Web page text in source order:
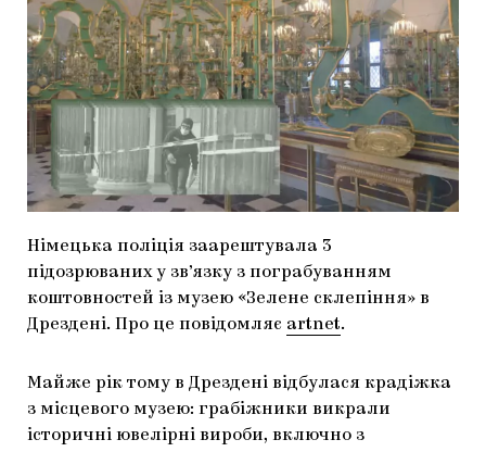
СПЕЦПРОЄКТИ
THE UKRAINIAN PAVILION AT VENICE BIENNALE
2022
МАРІУПОЛЬСЬКІ МАРГІНАЛІЇ
ДОСЛІДНИЦЬКА ПЛАТФОРМА
ЗАПАЛЕННЯ
CARPATHIAN CULT ПРО РІЗДВЯНІ СВЯТА
Німецька поліція заарештувала 3
підозрюваних у зв’язку з пограбуванням
коштовностей із музею «Зелене склепіння» в
Дрездені. Про це повідомляє artnet.
Майже рік тому в Дрездені відбулася крадіжка
з місцевого музею: грабіжники викрали
історичні ювелірні вироби, включно з